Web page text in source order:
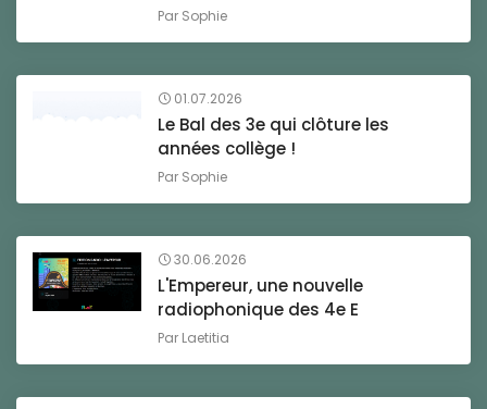
Par Sophie
01.07.2026
Le Bal des 3e qui clôture les
années collège !
Par Sophie
30.06.2026
L'Empereur, une nouvelle
radiophonique des 4e E
Par Laetitia